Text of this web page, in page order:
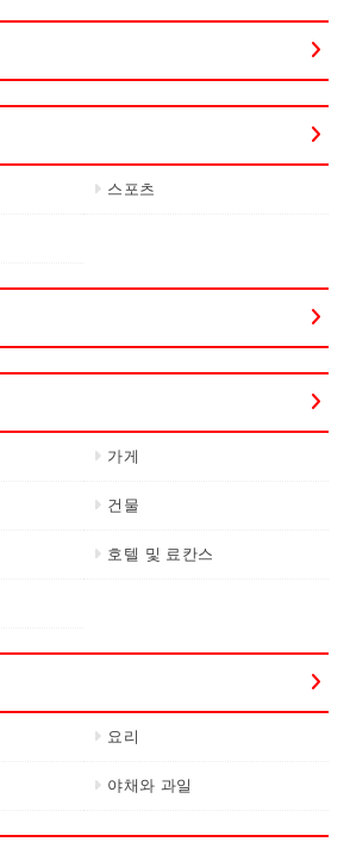
스포츠
가게
건물
호텔 및 료칸스
요리
야채와 과일